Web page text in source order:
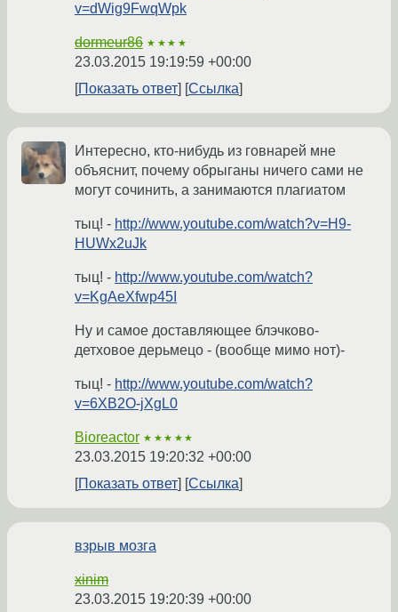
v=dWig9FwqWpk
dormeur86 ★★★★
23.03.2015 19:19:59 +00:00
Показать ответ
Ссылка
Интересно, кто-нибудь из говнарей мне
объяснит, почему обрыганы ничего сами не
могут сочинить, а занимаются плагиатом
тыц! - http://www.youtube.com/watch?v=H9-
HUWx2uJk
тыц! - http://www.youtube.com/watch?
v=KgAeXfwp45I
Ну и самое доставляющее блэчково-
детховое дерьмецо - (вообще мимо нот)-
тыц! - http://www.youtube.com/watch?
v=6XB2O-jXgL0
Bioreactor ★★★★★
23.03.2015 19:20:32 +00:00
Показать ответ
Ссылка
взрыв мозга
xinim
23.03.2015 19:20:39 +00:00